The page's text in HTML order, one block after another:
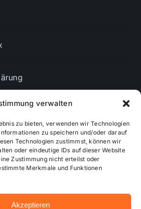
verwalten
zu bieten, verwenden wir Technologien
zu speichern und/oder darauf
Technologien zustimmst, können wir
oder eindeutige IDs auf dieser Website
Zustimmung nicht erteilst oder
Merkmale und Funktionen
Akzeptieren
(EU)